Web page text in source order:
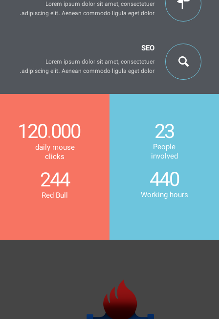
Lorem ipsum dolor sit amet, consectetuer
adipiscing elit. Aenean commodo ligula eget dolor.
SEO
Lorem ipsum dolor sit amet, consectetuer
adipiscing elit. Aenean commodo ligula eget dolor.
23
People
involved
440
Working hours
120.000
daily mouse
clicks
244
Red Bull